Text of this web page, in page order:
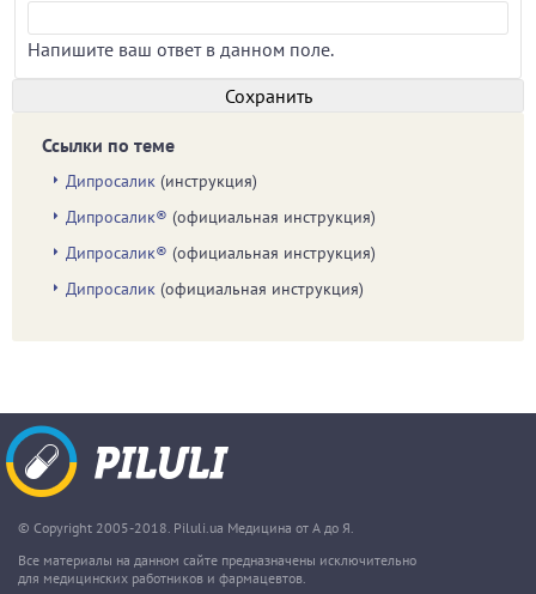
Напишите ваш ответ в данном поле.
Ссылки по теме
Дипросалик (инструкция)
Дипросалик® (официальная инструкция)
Дипросалик® (официальная инструкция)
Дипросалик (официальная инструкция)
© Copyright 2005-2018. Piluli.ua Медицина от А до Я.
Все материалы на данном сайте предназначены исключительно
для медицинских работников и фармацевтов.